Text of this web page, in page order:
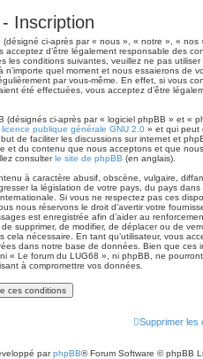
Inscription
ci-après par « nous », « notre », « nos
d’être légalement responsable des
les conditions suivantes, veuillez ne pas
quel moment et nous essaierons de
par vous-même. En effet, si vous
été effectuées, vous acceptez d’être
(désignés ci-après par « logiciel phpBB » et «
licence publique générale GNU 2.0 » et qui peut
de faciliter les discussions sur internet et
et du contenu que nous acceptons et que
consulterle site de phpBB (en anglais).
à caractère abusif, obscène, vulgaire,
la législation de votre pays, du pays
Si vous ne respectez pas ces
nous réservons le droit d’avertir votre
est enregistrée afin d’aider au
supprimer, de modifier, de déplacer ou de
cela nécessaire. En tant qu’utilisateur, vous
dans notre base de données. Bien que ces
« Le forum du LUG68 », ni phpBB, ne
à compromettre vos données.
Supprimer les
parphpBB® Forum Software © phpBB